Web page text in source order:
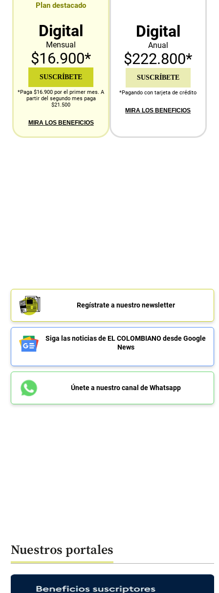
Plan destacado
Digital
Mensual
$16.900*
SUSCRÍBETE
*Paga $16.900 por el primer mes. A
partir del segundo mes paga
$21.500
MIRA LOS BENEFICIOS
Digital
Anual
$222.800*
SUSCRÍBETE
*Pagando con tarjeta de crédito
MIRA LOS BENEFICIOS
Regístrate a nuestro newsletter
Siga las noticias de EL COLOMBIANO desde Google
News
Únete a nuestro canal de Whatsapp
Nuestros portales